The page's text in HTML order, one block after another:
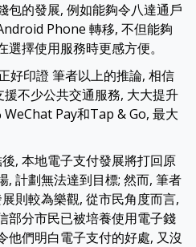
包的發展, 例如能夠令八達通戶
Phone 轉移, 不但能夠
擇使用服務時更感方便。
好印證 筆者以上的推論, 相信
不少公共交通服務, 大大提升
Pay和Tap & Go, 最大
, 本地電子支付發展將打回原
, 計劃無法達到目標; 然而, 筆者
則較為樂觀, 從市民角度而言,
部分市民已被培養使用電子錢
他們明白電子支付的好處, 又沒